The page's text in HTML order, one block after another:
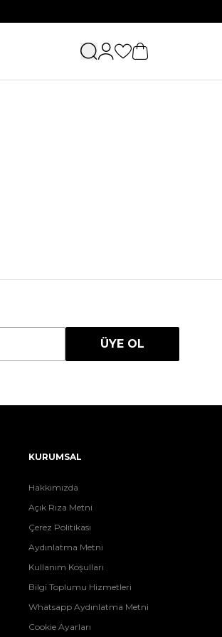
ÜYE OL
KURUMSAL
Hakkımızda
Açık Rıza Metni
Çerez Politikası
Aydınlatma Metni
Kullanım Koşulları
Bilgi Toplumu Hizmetleri
Whatsapp Aydınlatma Metni
Cookie Ayarları